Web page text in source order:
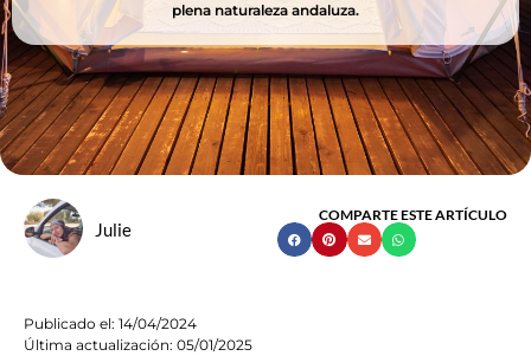
plena naturaleza andaluza.
Julie
COMPARTE ESTE ARTÍCULO
Publicado el: 14/04/2024
Última actualización: 05/01/2025